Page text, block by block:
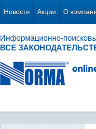
Новости Акции О
Информационно-
ВСЕ